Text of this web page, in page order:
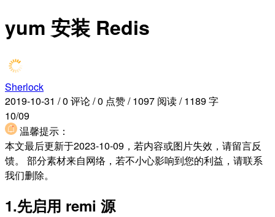
yum 安装 Redis
Sherlock
2019-10-31 /0 评论/0 点赞/ 1097 阅读/ 1189 字
10/09
温馨提示：
本文最后更新于2023-10-09，若内容或图片失效，请留言反
馈。 部分素材来自网络，若不小心影响到您的利益，请联系
我们删除。
1.先启用 remi 源